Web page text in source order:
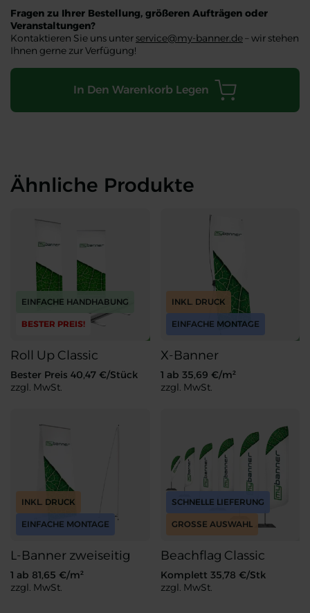
Fragen zu Ihrer Bestellung, größeren Aufträgen oder
Veranstaltungen?
Kontaktieren Sie uns unter service@my-banner.de– wir stehen
Ihnen gerne zur Verfügung!
In Den Warenkorb Legen
Ähnliche Produkte
Roll Up Classic
EINFACHE HANDHABUNG
BESTER PREIS!
Bester Preis 40,47 €/Stück
zzgl. MwSt.
X-Banner
INKL. DRUCK
EINFACHE MONTAGE
1 ab 35,69 €/m²
zzgl. MwSt.
L-Banner zweiseitig
INKL. DRUCK
EINFACHE MONTAGE
1 ab 81,65 €/m²
zzgl. MwSt.
Beachflag Classic
SCHNELLE LIEFERUNG
GROSSE AUSWAHL
Komplett 35,78 €/Stk
zzgl. MwSt.